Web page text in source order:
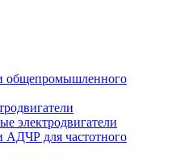
общепромышленного
электродвигатели
АДЧР для частотного